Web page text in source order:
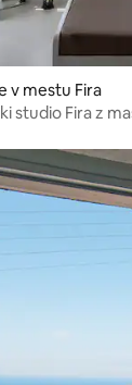
v mestu Fira
studio Fira z